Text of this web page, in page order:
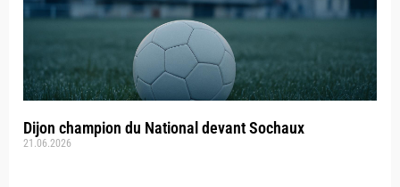
Dijon champion du National devant Sochaux
21.06.2026